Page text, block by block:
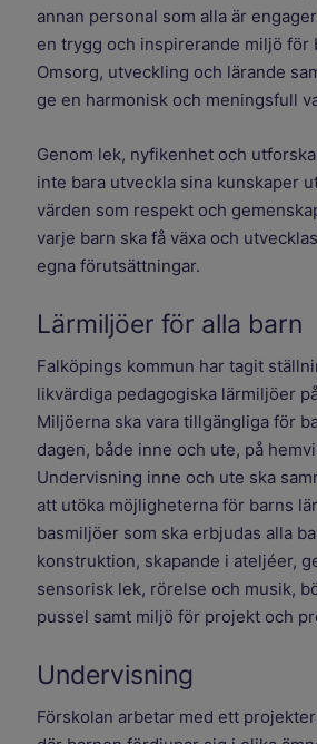
annan personal som alla är
en trygg och inspirerande miljö för
Omsorg, utveckling och lärande
ge en harmonisk och meningsfull
Genom lek, nyfikenhet och
inte bara utveckla sina kunskaper
värden som respekt och
varje barn ska få växa och
egna förutsättningar.
Lärmiljöer för alla barn
Falköpings kommun har tagit
likvärdiga pedagogiska lärmiljöer
Miljöerna ska vara tillgängliga för
dagen, både inne och ute, på
Undervisning inne och ute ska
att utöka möjligheterna för barns
basmiljöer som ska erbjudas alla
konstruktion, skapande i ateljéer,
sensorisk lek, rörelse och musik,
pussel samt miljö för projekt och
Undervisning
Förskolan arbetar med ett